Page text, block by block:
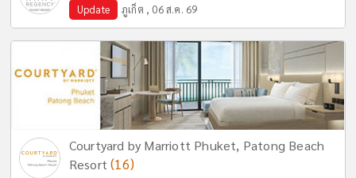
Update ภูเก็ต , 06 ส.ค. 69
Courtyard by Marriott Phuket, Patong Beach
Resort(16)